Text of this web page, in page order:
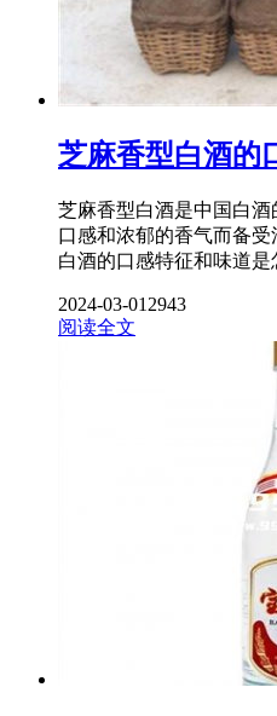
芝麻香型白酒的
芝麻香型白酒是中国白
口感和浓郁的香气而备
白酒的口感特征和味道是
2024-03-01 2943
阅读全文